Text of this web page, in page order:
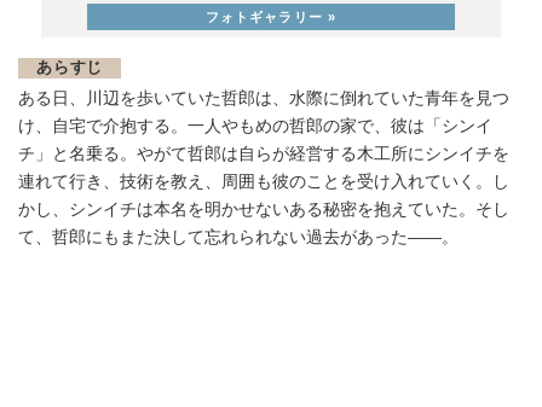
あらすじ
ある日、川辺を歩いていた哲郎は、水際に倒れていた青年を見つ
け、自宅で介抱する。一人やもめの哲郎の家で、彼は「シンイ
チ」と名乗る。やがて哲郎は自らが経営する木工所にシンイチを
連れて行き、技術を教え、周囲も彼のことを受け入れていく。し
かし、シンイチは本名を明かせないある秘密を抱えていた。そし
て、哲郎にもまた決して忘れられない過去があった――。